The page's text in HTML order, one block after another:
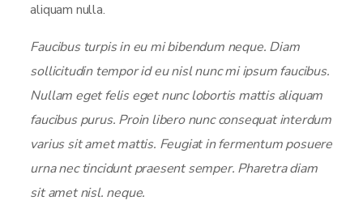
aliquam nulla.
Faucibus turpis in eu mi bibendum neque. Diam
sollicitudin tempor id eu nisl nunc mi ipsum faucibus.
Nullam eget felis eget nunc lobortis mattis aliquam
faucibus purus. Proin libero nunc consequat interdum
varius sit amet mattis. Feugiat in fermentum posuere
urna nec tincidunt praesent semper. Pharetra diam
sit amet nisl. neque.